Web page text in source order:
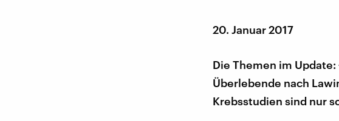
20. Januar 2017
Die Themen im Update:
Überlebende nach
Krebsstudien sind nur